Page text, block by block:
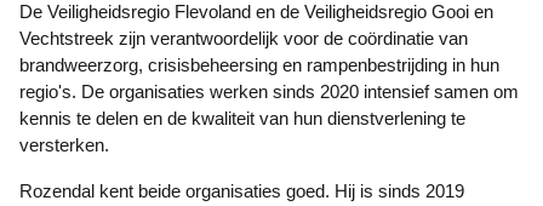
De Veiligheidsregio Flevoland en de Veiligheidsregio Gooi en
Vechtstreek zijn verantwoordelijk voor de coördinatie van
brandweerzorg, crisisbeheersing en rampenbestrijding in hun
regio's. De organisaties werken sinds 2020 intensief samen om
kennis te delen en de kwaliteit van hun dienstverlening te
versterken.
Rozendal kent beide organisaties goed. Hij is sinds 2019